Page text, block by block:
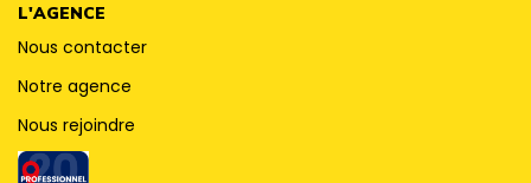
L'AGENCE
Nous contacter
Notre agence
Nous rejoindre